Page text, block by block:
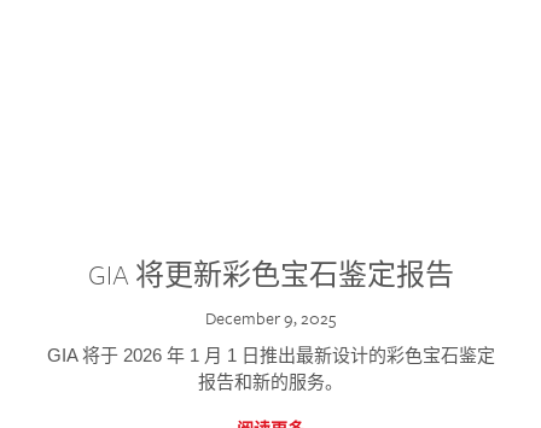
GIA 将更新彩色宝石鉴定报告
December 9, 2025
GIA 将于 2026 年 1 月 1 日推出最新设计的彩色宝石鉴定
报告和新的服务。